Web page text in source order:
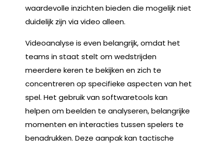
waardevolle inzichten bieden die mogelijk niet
duidelijk zijn via video alleen.
Videoanalyse is even belangrijk, omdat het
teams in staat stelt om wedstrijden
meerdere keren te bekijken en zich te
concentreren op specifieke aspecten van het
spel. Het gebruik van softwaretools kan
helpen om beelden te analyseren, belangrijke
momenten en interacties tussen spelers te
benadrukken. Deze aanpak kan tactische